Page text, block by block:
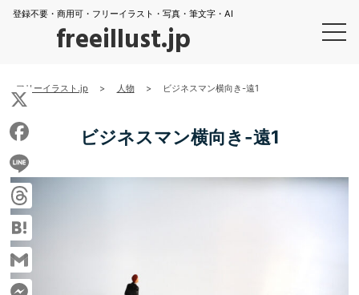
登録不要・商用可・フリーイラスト・写真・筆文字・AI
freeillust.jp
フリーイラスト.jp > 人物 > ビジネスマン横向き-遠1
ビジネスマン横向き-遠1
X
Facebook
Line
Threads
Hatena
Gmail